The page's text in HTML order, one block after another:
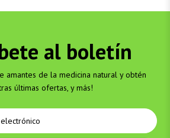
al boletín
amantes de la medicina natural y obtén
últimas ofertas, y más!